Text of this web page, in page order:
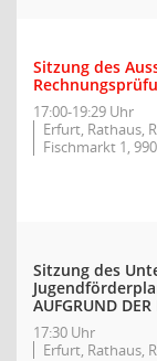
Sitzung des
17:00-19:29 Uhr
Erfurt, Rathaus,
Fischmarkt 1,
Sitzung des
AUFGRUND
17:30 Uhr
Erfurt, Rathaus,